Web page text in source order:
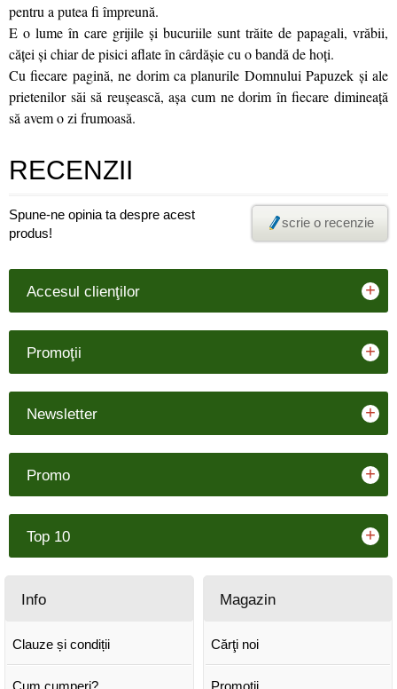
pentru a putea fi împreună.
E o lume în care grijile şi bucuriile sunt trăite de papagali, vrăbii,
căţei şi chiar de pisici aflate în cârdăşie cu o bandă de hoţi.
Cu fiecare pagină, ne dorim ca planurile Domnului Papuzek şi ale
prietenilor săi să reuşească, aşa cum ne dorim în fiecare dimineaţă
să avem o zi frumoasă.
RECENZII
Spune-ne opinia ta despre acest
produs!
scrie o recenzie
Accesul clienţilor +
Promoţii +
Newsletter +
Promo +
Top 10 +
Info
Clauze și condiții
Cum cumperi?
Magazin
Cărţi noi
Promoţii